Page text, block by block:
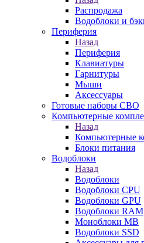
Распродажа
Водоблоки и
Периферия
Назад
Периферия
Клавиатуры
Гарнитуры
Мыши
Аксессуары
Готовые наборы СВО
Компьютерные
Назад
Компьютерные
Блоки питания
Водоблоки
Назад
Водоблоки
Водоблоки CPU
Водоблоки GPU
Водоблоки RAM
Моноблоки MB
Водоблоки SSD